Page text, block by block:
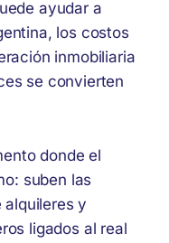
ayudar a
los costos
inmobiliaria
se convierten
donde el
suben las
y
ligados al real